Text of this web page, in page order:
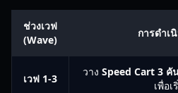
ช่วงเวฟ
(Wave)
การดำเ
เวฟ 1-3
วาง Speed Cart 3 คั
เพื่อ